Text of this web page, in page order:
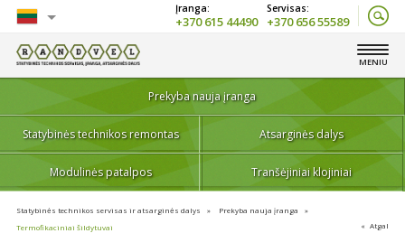
Lietuvių
English
+370 656 55589
+370 615 44490
MENIU
Prekyba nauja įranga
Statybinės technikos remontas Atsarginės dalys
Modulinės patalpos Tranšėjiniai klojiniai
Statybinės technikos servisas ir atsarginės dalys
Prekyba nauja įranga
Termofikaciniai šildytuvai
Atgal